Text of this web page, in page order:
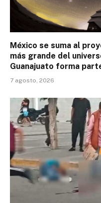
México se suma al
más grande del
Guanajuato forma
7 agosto, 2026